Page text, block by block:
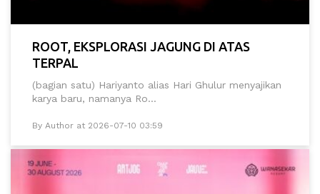
ROOT, EKSPLORASI JAGUNG DI ATAS
TERPAL
(bagian satu) Hariyanto alias Hari Ghulur menyajikan
karya baru, namanya Ro...
By Author at 2026-07-10 03:59